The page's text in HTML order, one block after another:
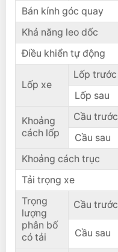
Bán kính góc quay
Khả năng leo dốc
Điều khiển tự động
Lốp xe
Lốp trước
Lốp sau
Khoảng
cách lốp
Cầu trước
Cầu sau
Khoảng cách trục
Tải trọng xe
Trọng
lượng
phân bố
có tải
Cầu trước
Cầu sau